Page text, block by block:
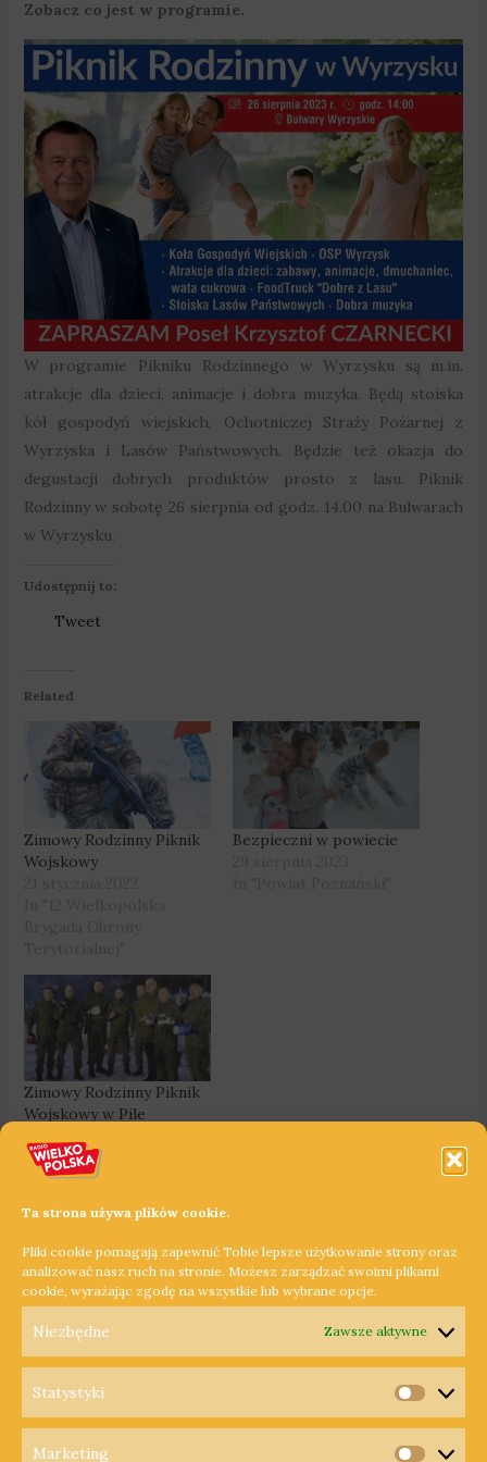
Ta strona używa plików cookie.
Pliki cookie pomagają zapewnić Tobie lepsze użytkowanie strony oraz
analizować nasz ruch na stronie. Możesz zarządzać swoimi plikami
cookie, wyrażając zgodę na wszystkie lub wybrane opcje.
Niezbędne Zawsze aktywne
Statystyki
Marketing
Zobacz co jest w programie.
W programie Pikniku Rodzinnego w Wyrzysku są m.in.
atrakcje dla dzieci, animacje i dobra muzyka. Będą stoiska
kół gospodyń wiejskich, Ochotniczej Straży Pożarnej z
Wyrzyska i Lasów Państwowych. Będzie też okazja do
degustacji dobrych produktów prosto z lasu. Piknik
Rodzinny w sobotę 26 sierpnia od godz. 14.00 na Bulwarach
w Wyrzysku.
Udostępnij to:
Tweet
Related
Zimowy Rodzinny Piknik
Wojskowy
Bezpieczni w powiecie
Zimowy Rodzinny Piknik
Wojskowy w Pile
24 stycznia 2022
In "12 Wielkopolska
Terytorialnej"
Poprzedni Wpis Następny Wpis